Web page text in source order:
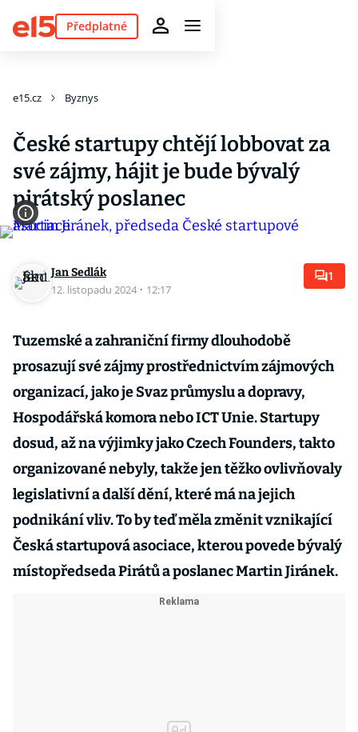
Předplatné
e15.cz Byznys
České startupy chtějí lobbovat za
své zájmy, hájit je bude bývalý
pirátský poslanec
Jan Sedlák
12. listopadu 2024 · 12:17
1
Tuzemské a zahraniční firmy dlouhodobě
prosazují své zájmy prostřednictvím zájmových
organizací, jako je Svaz průmyslu a dopravy,
Hospodářská komora nebo ICT Unie. Startupy
dosud, až na výjimky jako Czech Founders, takto
organizované nebyly, takže jen těžko ovlivňovaly
legislativní a další dění, které má na jejich
podnikání vliv. To by teď měla změnit vznikající
Česká startupová asociace, kterou povede bývalý
místopředseda Pirátů a poslanec Martin Jiránek.